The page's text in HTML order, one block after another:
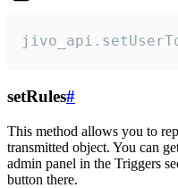
setRules#
This method allows you to
transmitted object. You can
admin panel in the Triggers
button there.